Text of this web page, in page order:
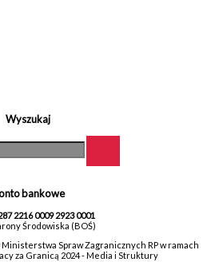
Wyszukaj
bankowe
2216 0009 2923 0001
Środowiska (BOŚ)
Spraw Zagranicznych RP w ramach
za Granicą 2024 - Media i Struktury